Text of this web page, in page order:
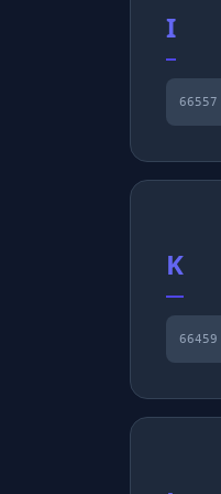
I
66557
K
66459